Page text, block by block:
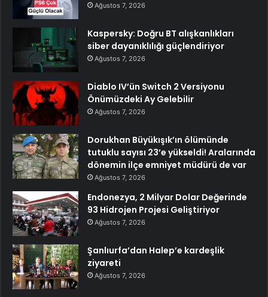
Ağustos 7, 2026
Kaspersky: Doğru BT alışkanlıkları
siber dayanıklılığı güçlendiriyor
Ağustos 7, 2026
Diablo IV’ün Switch 2 Versiyonu
Önümüzdeki Ay Gelebilir
Ağustos 7, 2026
Dorukhan Büyükışık’ın ölümünde
tutuklu sayısı 23’e yükseldi! Aralarında
dönemin ilçe emniyet müdürü de var
Ağustos 7, 2026
Endonezya, 2 Milyar Dolar Değerinde
93 Hidrojen Projesi Geliştiriyor
Ağustos 7, 2026
Şanlıurfa’dan Halep’e kardeşlik
ziyareti
Ağustos 7, 2026